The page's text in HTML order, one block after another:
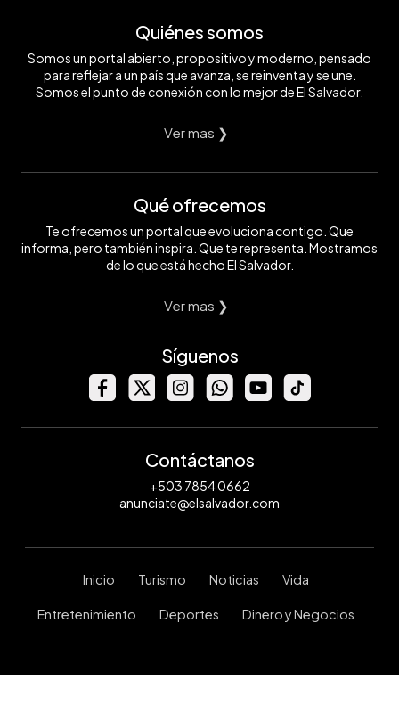
Quiénes somos
Somos un portal abierto, propositivo y moderno, pensado
para reflejar a un país que avanza, se reinventa y se une.
Somos el punto de conexión con lo mejor de El Salvador.
Ver mas ❯
Qué ofrecemos
Te ofrecemos un portal que evoluciona contigo. Que
informa, pero también inspira. Que te representa. Mostramos
de lo que está hecho El Salvador.
Ver mas ❯
Síguenos
Contáctanos
+503 7854 0662
anunciate@elsalvador.com
Inicio Turismo Noticias Vida
Entretenimiento Deportes Dinero y Negocios